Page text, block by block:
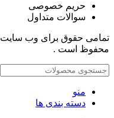
حریم خصوصی
سوالات متداول
تمامی حقوق برای وب سایت
محفوظ است .
منو
دسته بندی ها